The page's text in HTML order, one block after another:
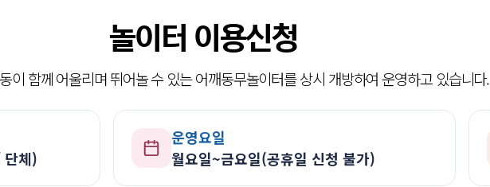
놀이터 이용신청
이 함께 어울리며 뛰어놀 수 있는 어깨동무놀이터를 상시 개방하여 운영하고 있습니다.
단체)
운영요일
월요일~금요일(공휴일 신청 불가)